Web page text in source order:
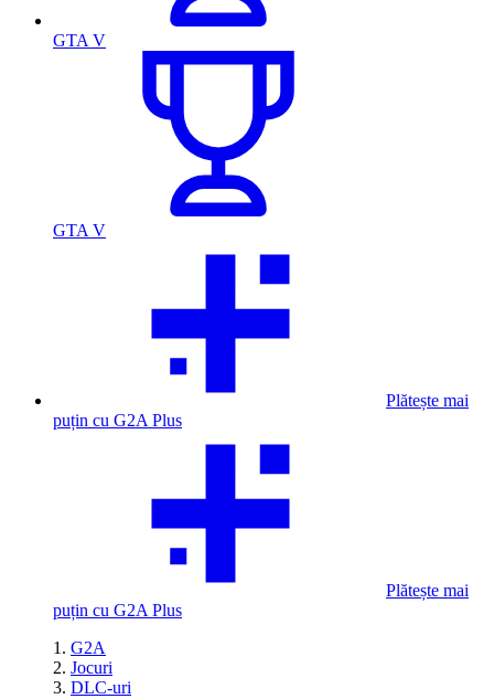
GTA V
GTA V
Plătește mai
puțin cu G2A Plus
Plătește mai
puțin cu G2A Plus
G2A
Jocuri
DLC-uri